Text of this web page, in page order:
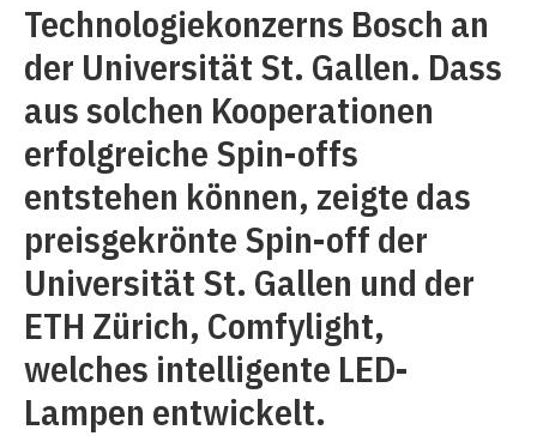
Technologiekonzerns Bosch an
der Universität St. Gallen. Dass
aus solchen Kooperationen
erfolgreiche Spin-offs
entstehen können, zeigte das
preisgekrönte Spin-off der
Universität St. Gallen und der
ETH Zürich, Comfylight,
welches intelligente LED-
Lampen entwickelt.